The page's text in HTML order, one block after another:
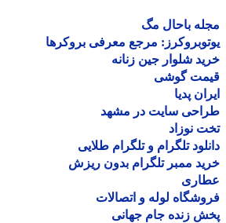
باحال مگ
مرجع معرفی بروکرها
شلوار جین زنانه
گوشی
پدیا
سایت در مشهد
نوزاد
تلگرام و تلگرام طلایی
ممبر تلگرام بدون ریزش
لوله و اتصالات
زنده جام جهانی